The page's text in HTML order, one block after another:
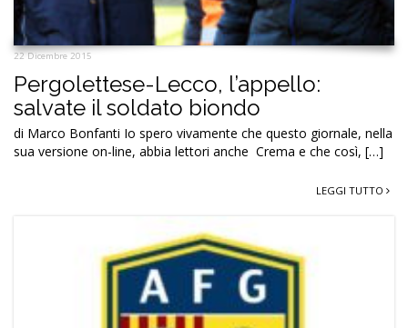
22 Dicembre 2015
Pergolettese-Lecco, l’appello:
salvate il soldato biondo
di Marco Bonfanti Io spero vivamente che questo giornale, nella
sua versione on-line, abbia lettori anche Crema e che così, […]
LEGGI TUTTO